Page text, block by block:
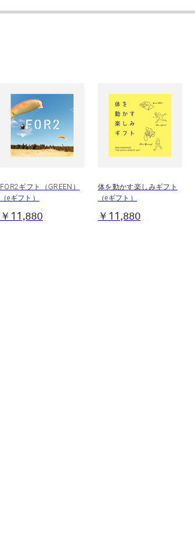
FOR2ギフト（GREEN）
（eギフト）
￥11,880
体を動かす楽しみギフト
（eギフト）
￥11,880